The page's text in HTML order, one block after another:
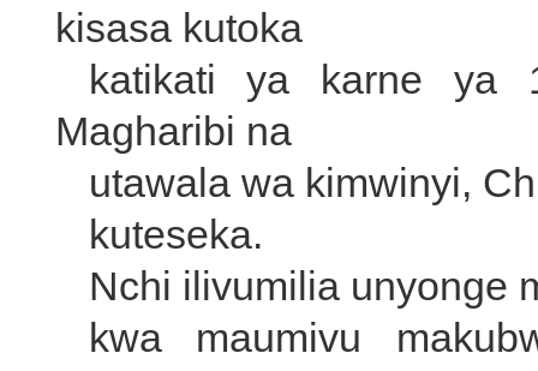
kisasa kutoka
katikati ya karne ya
Magharibi na
utawala wa kimwinyi,
kuteseka.
Nchi ilivumilia unyonge
kwa maumivu